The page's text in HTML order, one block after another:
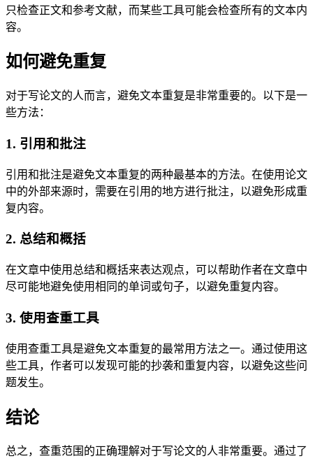
只检查正文和参考文献，而某些工具可能会检查所有的文本内
容。
如何避免重复
对于写论文的人而言，避免文本重复是非常重要的。以下是一
些方法：
1. 引用和批注
引用和批注是避免文本重复的两种最基本的方法。在使用论文
中的外部来源时，需要在引用的地方进行批注，以避免形成重
复内容。
2. 总结和概括
在文章中使用总结和概括来表达观点，可以帮助作者在文章中
尽可能地避免使用相同的单词或句子，以避免重复内容。
3. 使用查重工具
使用查重工具是避免文本重复的最常用方法之一。通过使用这
些工具，作者可以发现可能的抄袭和重复内容，以避免这些问
题发生。
结论
总之，查重范围的正确理解对于写论文的人非常重要。通过了